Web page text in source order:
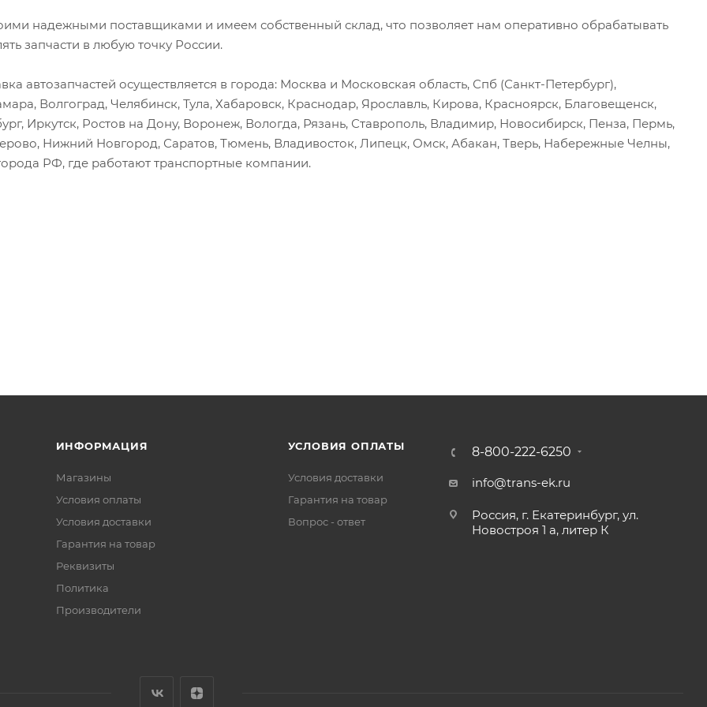
надежными поставщиками и имеем собственный склад, что позволяет нам оперативно обрабатывать
запчасти в любую точку России.
автозапчастей осуществляется в города: Москва и Московская область, Спб (Санкт-Петербург),
Волгоград, Челябинск, Тула, Хабаровск, Краснодар, Ярославль, Кирова, Красноярск, Благовещенск,
Иркутск, Ростов на Дону, Воронеж, Вологда, Рязань, Ставрополь, Владимир, Новосибирск, Пенза, Пермь,
Нижний Новгород, Саратов, Тюмень, Владивосток, Липецк, Омск, Абакан, Тверь, Набережные Челны,
РФ, где работают транспортные компании.
ИНФОРМАЦИЯ
Магазины
Условия оплаты
Условия доставки
Гарантия на товар
Реквизиты
Политика
Производители
УСЛОВИЯ ОПЛАТЫ
Условия доставки
Гарантия на товар
Вопрос - ответ
8-800-222-6250
info@trans-ek.ru
Россия, г. Екатеринбург, ул.
Новостроя 1 а, литер К